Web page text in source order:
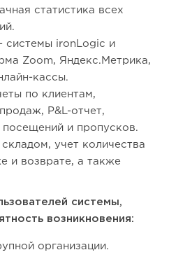
статистика всех
системы ironLogic и
Zoom, Яндекс.Метрика,
кассы.
по клиентам,
P&L-отчет,
посещений и пропусков.
учет количества
и возврате, а также
системы,
возникновения:
организации.